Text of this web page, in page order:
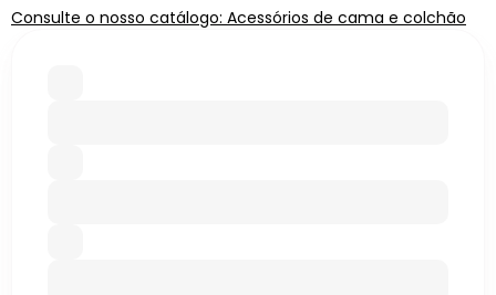
Consulte o nosso catálogo: Acessórios de cama e colchão